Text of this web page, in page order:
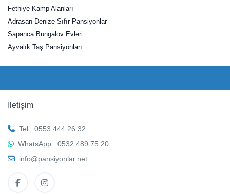
Fethiye Kamp Alanları
Adrasan Denize Sıfır Pansiyonlar
Sapanca Bungalov Evleri
Ayvalık Taş Pansiyonları
İletişim
Tel: 0553 444 26 32
WhatsApp: 0532 489 75 20
info@pansiyonlar.net